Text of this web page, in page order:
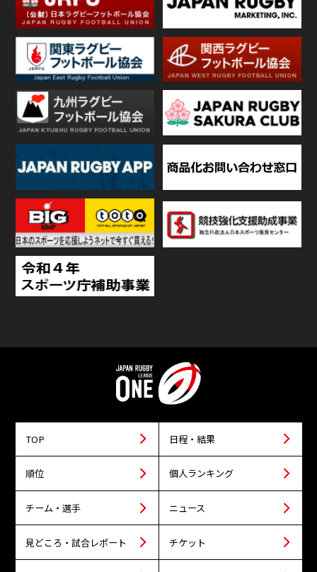
TOP 日程・結果
順位 個人ランキング
チーム・選手 ニュース
見どころ・試合レポート チケット